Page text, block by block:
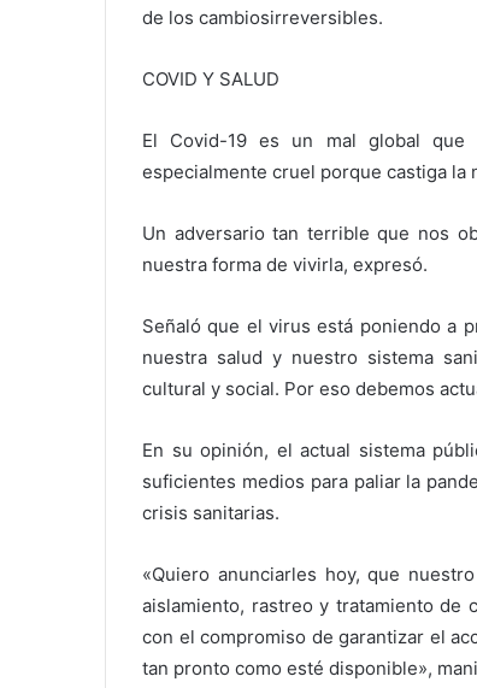
de los cambiosirreversibles.
COVID Y SALUD
El Covid-19 es un mal global que
especialmente cruel porque castiga la
Un adversario tan terrible que nos
nuestra forma de vivirla, expresó.
Señaló que el virus está poniendo a
nuestra salud y nuestro sistema
cultural y social. Por eso debemos
En su opinión, el actual sistema
suficientes medios para paliar la
crisis sanitarias.
«Quiero anunciarles hoy, que
aislamiento, rastreo y tratamiento de
con el compromiso de garantizar el
tan pronto como esté disponible»,